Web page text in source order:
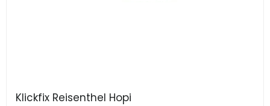
Klickfix Reisenthel Hopi